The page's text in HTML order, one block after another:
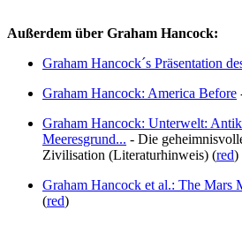
Außerdem über Graham Hancock:
Graham Hancock´s Präsentation
Graham Hancock: America Before
Graham Hancock: Unterwelt:
Meeresgrund... - Die
Zivilisation (Literaturhinweis) (red)
Graham Hancock et al.: The Mars
(red)